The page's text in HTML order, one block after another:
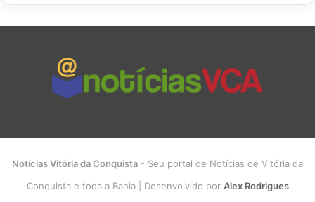
Notícias Vitória da Conquista - Seu portal de Notícias de Vitória da
Conquista e toda a Bahia | Desenvolvido por Alex Rodrigues